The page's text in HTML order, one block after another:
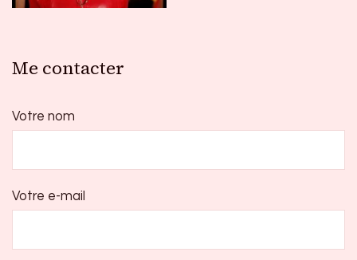
Me contacter
Votre nom
Votre e-mail